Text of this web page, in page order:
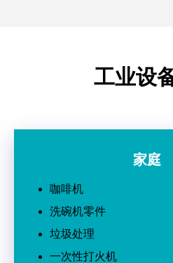
工业设
家庭
咖啡机
洗碗机零件
垃圾处理
一次性打火机